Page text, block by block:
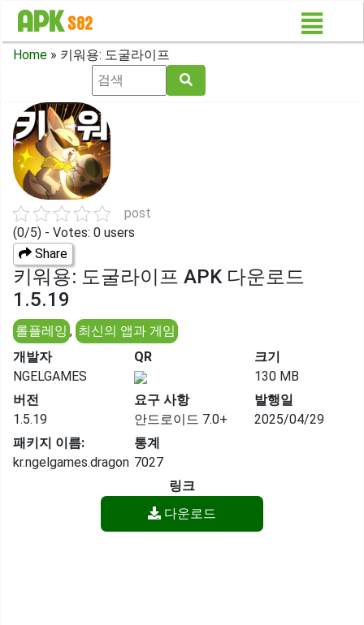
Home » 키워용: 도굴라이프
post
(0/5) - Votes: 0 users
Share
키워용: 도굴라이프 APK 다운로드
1.5.19
롤플레잉 , 최신의 앱과 게임
개발자
NGELGAMES
QR
크기
130 MB
버전
1.5.19
요구 사항
안드로이드 7.0+
발행일
2025/04/29
패키지 이름:
kr.ngelgames.dragon
통계
7027
링크
다운로드